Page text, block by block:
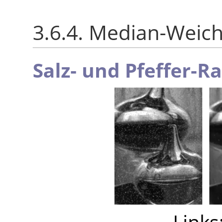
3.6.4. Median-
Salz- und Pfeffer-